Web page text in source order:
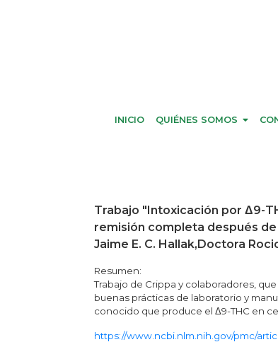
INICIO QUIÉNES SOMOS
Trabajo "Intoxicación por Δ9-
remisión completa después
Jaime E. C. Hallak,Doctora
Resumen:
Trabajo de Crippa y colaboradores,
buenas prácticas de laboratorio y
conocido que produce el Δ9-THC en
https://www.ncbi.nlm.nih.gov/pmc/